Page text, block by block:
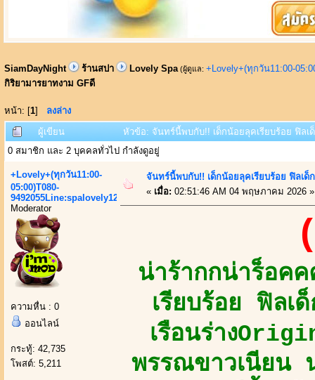
SiamDayNight ร้านสปา Lovely Spa (ผู้ดูแล: +Lovely+(ทุกวัน11:00-
กิริยามารยาทงาม GFดี
หน้า: [1] ลงล่าง
ผู้เขียน
หัวข้อ: จันทร์นี้พบกับ!! เด็กน้อยลุคเรียบร้อย ฟิลเ
0 สมาชิก และ 2 บุคคลทั่วไป กำลังดูอยู่
+Lovely+(ทุกวัน11:00-
05:00)T080-
9492055Line:spalovely123
Moderator
ความหื่น : 0
ออนไลน์
กระทู้: 42,735
โพสต์: 5,211
จันทร์นี้พบกับ!! เด็กน้อยลุคเรียบร้อย ฟิลเด็
« เมื่อ: 02:51:46 AM 04 พฤษภาคม 2026 »
น่าร้ากกน่าร็อ
เรียบร้อย ฟิล
เรือนร่าง
พรรณขาวเนียน